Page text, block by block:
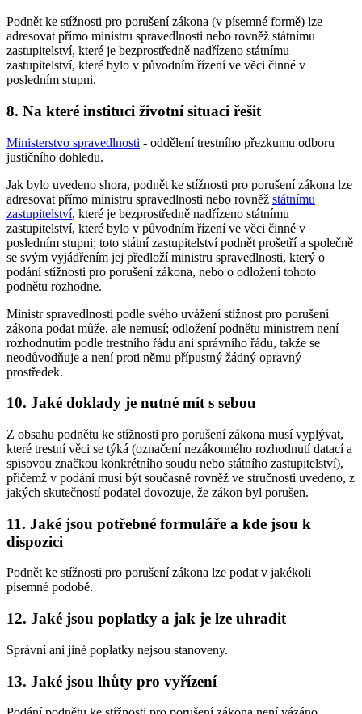
Podnět ke stížnosti pro porušení zákona (v písemné formě) lze
adresovat přímo ministru spravedlnosti nebo rovněž státnímu
zastupitelství, které je bezprostředně nadřízeno státnímu
zastupitelství, které bylo v původním řízení ve věci činné v
posledním stupni.
8. Na které instituci životní situaci řešit
Ministerstvo spravedlnosti - oddělení trestního přezkumu odboru
justičního dohledu.
Jak bylo uvedeno shora, podnět ke stížnosti pro porušení zákona lze
adresovat přímo ministru spravedlnosti nebo rovněž státnímu
zastupitelství, které je bezprostředně nadřízeno státnímu
zastupitelství, které bylo v původním řízení ve věci činné v
posledním stupni; toto státní zastupitelství podnět prošetří a společně
se svým vyjádřením jej předloží ministru spravedlnosti, který o
podání stížnosti pro porušení zákona, nebo o odložení tohoto
podnětu rozhodne.
Ministr spravedlnosti podle svého uvážení stížnost pro porušení
zákona podat může, ale nemusí; odložení podnětu ministrem není
rozhodnutím podle trestního řádu ani správního řádu, takže se
neodůvodňuje a není proti němu přípustný žádný opravný
prostředek.
10. Jaké doklady je nutné mít s sebou
Z obsahu podnětu ke stížnosti pro porušení zákona musí vyplývat,
které trestní věci se týká (označení nezákonného rozhodnutí datací a
spisovou značkou konkrétního soudu nebo státního zastupitelství),
přičemž v podání musí být současně rovněž ve stručnosti uvedeno, z
jakých skutečností podatel dovozuje, že zákon byl porušen.
11. Jaké jsou potřebné formuláře a kde jsou k
dispozici
Podnět ke stížnosti pro porušení zákona lze podat v jakékoli
písemné podobě.
12. Jaké jsou poplatky a jak je lze uhradit
Správní ani jiné poplatky nejsou stanoveny.
13. Jaké jsou lhůty pro vyřízení